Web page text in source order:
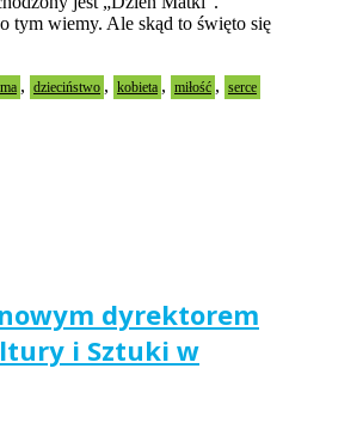
tym wiemy. Ale skąd to święto się
, dzieciństwo , kobieta , miłość , serce
dyrektorem
i Sztuki w